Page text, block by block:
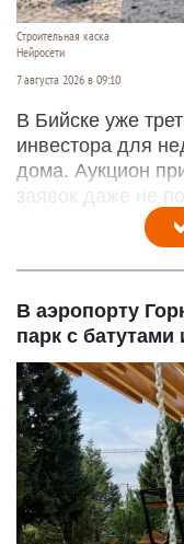
Строительная каска
Нейросети
7 августа 2026 в 09:10
В Бийске уже
инвестора для
дома. Аукцион
заявок даже не
В аэропорту
парк с